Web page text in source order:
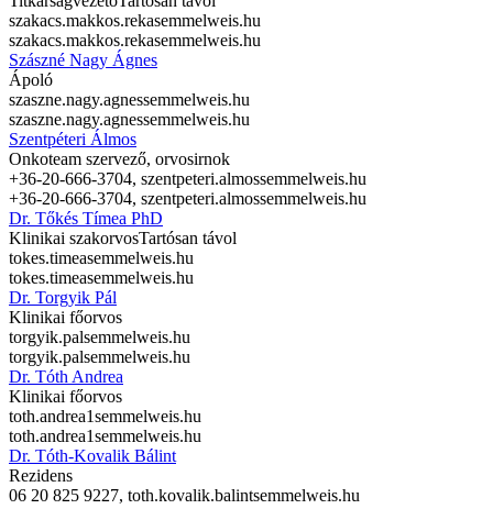
szakacs.makkos.rekasemmelweis.hu
szakacs.makkos.rekasemmelweis.hu
Szászné Nagy Ágnes
Ápoló
szaszne.nagy.agnessemmelweis.hu
szaszne.nagy.agnessemmelweis.hu
Szentpéteri Álmos
Onkoteam szervező, orvosirnok
+36-20-666-3704, szentpeteri.almossemmelweis.hu
+36-20-666-3704, szentpeteri.almossemmelweis.hu
Dr. Tőkés Tímea PhD
Klinikai szakorvosTartósan távol
tokes.timeasemmelweis.hu
tokes.timeasemmelweis.hu
Dr. Torgyik Pál
Klinikai főorvos
torgyik.palsemmelweis.hu
torgyik.palsemmelweis.hu
Dr. Tóth Andrea
Klinikai főorvos
toth.andrea1semmelweis.hu
toth.andrea1semmelweis.hu
Dr. Tóth-Kovalik Bálint
Rezidens
06 20 825 9227, toth.kovalik.balintsemmelweis.hu